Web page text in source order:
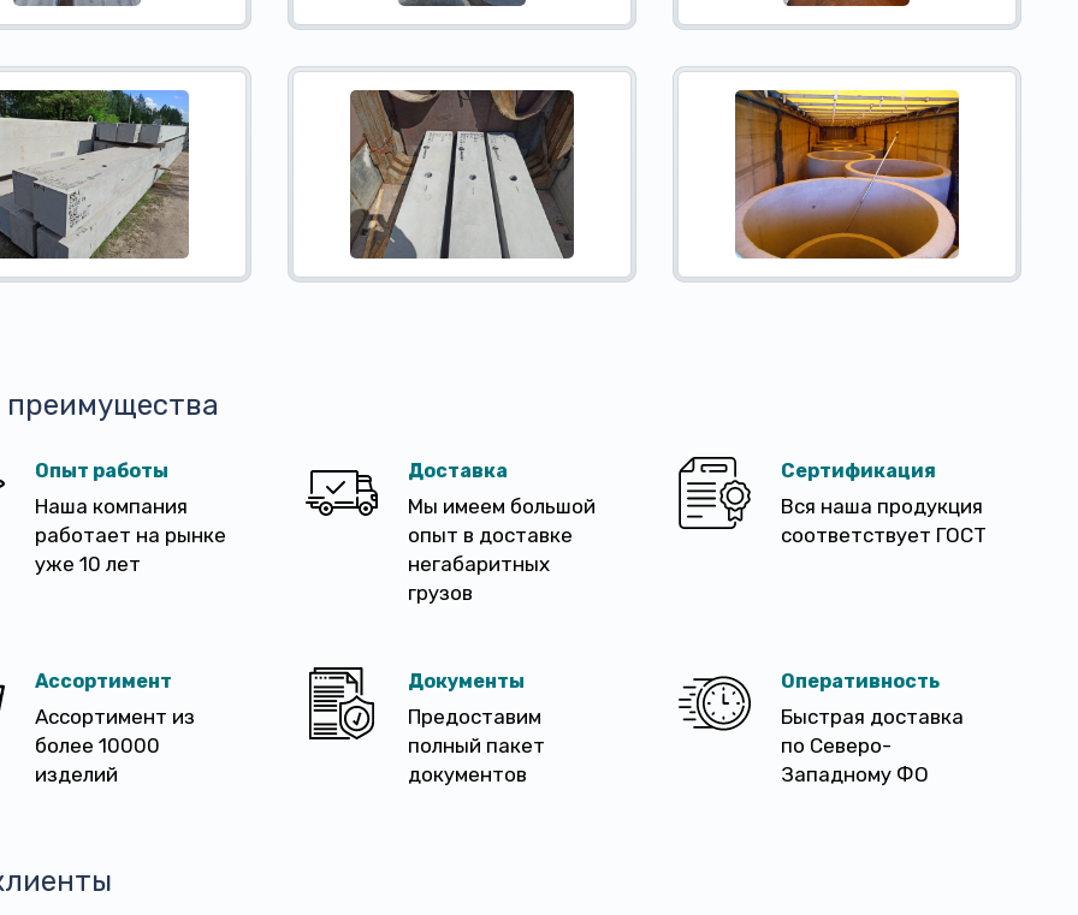
Опыт работы
Наша компания
работает на рынке
уже 10 лет
Доставка
Мы имеем большой
опыт в доставке
негабаритных
грузов
Сертификация
Вся наша продукция
соответствует ГОСТ
Ассортимент
Ассортимент из
более 10000
изделий
Документы
Предоставим
полный пакет
документов
Оперативность
Быстрая доставка
по Северо-
Западному ФО